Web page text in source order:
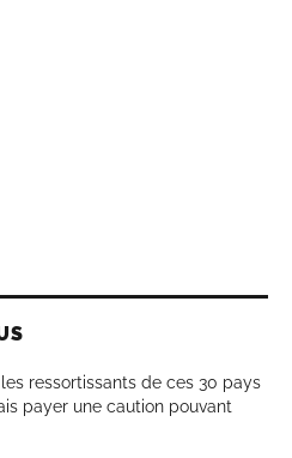
ressortissants de ces 30 pays
payer une caution pouvant